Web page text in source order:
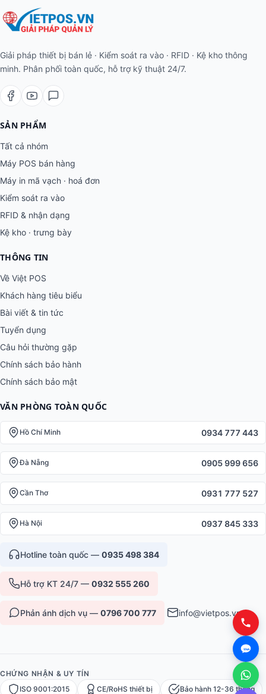
Giải pháp thiết bị bán lẻ · Kiểm soát ra vào · RFID · Kệ kho thông
minh. Phân phối toàn quốc, hỗ trợ kỹ thuật 24/7.
SẢN PHẨM
Tất cả nhóm
Máy POS bán hàng
Máy in mã vạch · hoá đơn
Kiểm soát ra vào
RFID & nhận dạng
Kệ kho · trưng bày
THÔNG TIN
Về Việt POS
Khách hàng tiêu biểu
Bài viết & tin tức
Tuyển dụng
Câu hỏi thường gặp
Chính sách bảo hành
Chính sách bảo mật
VĂN PHÒNG TOÀN QUỐC
Hồ Chí Minh 0934 777 443
Đà Nẵng 0905 999 656
Cần Thơ 0931 777 527
Hà Nội 0937 845 333
Hotline toàn quốc — 0935 498 384
Hỗ trợ KT 24/7 — 0932 555 260
Phản ánh dịch vụ — 0796 700 777 info@vietpos.vn
CHỨNG NHẬN & UY TÍN
ISO 9001:2015
CE/RoHS thiết bị Bảo hành 12-36 tháng